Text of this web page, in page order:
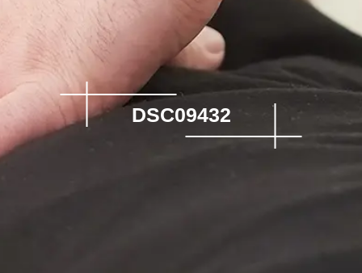
DSC09432